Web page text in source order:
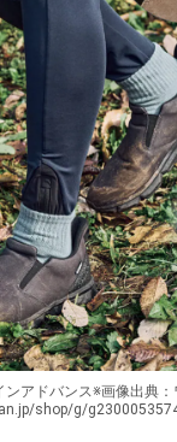
ンアドバンス※画像出典
shop/g/